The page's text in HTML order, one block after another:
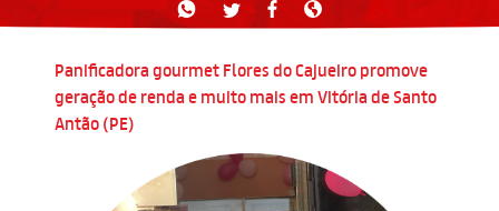
Panificadora gourmet Flores do Cajueiro promove
geração de renda e muito mais em Vitória de Santo
Antão (PE)